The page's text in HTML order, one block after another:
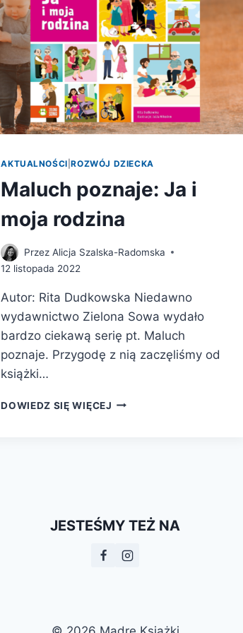
AKTUALNOŚCI |ROZWÓJ DZIECKA
Maluch poznaje: Ja i
moja rodzina
Przez Alicja Szalska-Radomska
12 listopada 2022
Autor: Rita Dudkowska Niedawno
wydawnictwo Zielona Sowa wydało
bardzo ciekawą serię pt. Maluch
poznaje. Przygodę z nią zaczęliśmy od
książki…
DOWIEDZ SIĘ WIĘCEJ MALUCH
JESTEŚMY TEŻ NA